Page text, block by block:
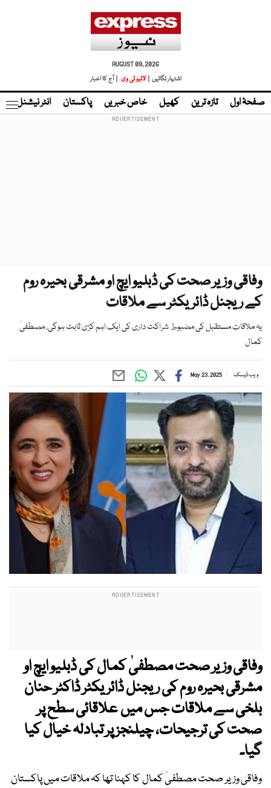
AUGUST 09, 2026
اشتہار لگائیں |
لائیو ٹی وی | آج کا اخبار
صفحۂ اول تازہ ترین کھیل خاص خبریں پاکستان انٹر نیشنل
وفاقی وزیر صحت کی ڈبلیو ایچ او مشرقی بحیرہ روم
کے ریجنل ڈائریکٹر سے ملاقات
یہ ملاقات مستقبل کی مضبوط شراکت داری کی ایک اہم کڑی ثابت ہوگی، مصطفیٰ
کمال
ویب ڈیسک May 23, 2025
وفاقی وزیر صحت مصطفیٰ کمال کی ڈبلیو ایچ او
مشرقی بحیرہ روم کی ریجنل ڈائریکٹر ڈاکٹر حنان
بلخی سے ملاقات جس میں علاقائی سطح پر
صحت کی ترجیحات، چیلنجز پر تبادلہ خیال کیا
گیا۔
وفاقی وزیر صحت مصطفیٰ کمال کا کہنا تھا کہ ملاقات میں پاکستان